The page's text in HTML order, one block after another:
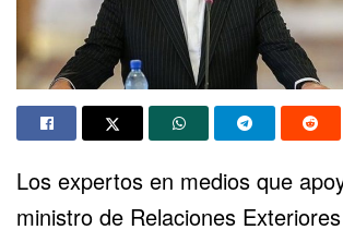
Los expertos en medios que
ministro de Relaciones